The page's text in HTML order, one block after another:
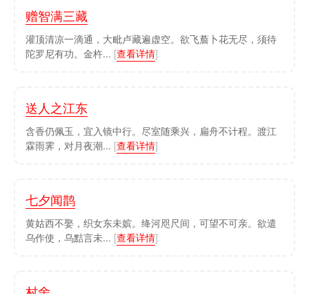
赠智满三藏
灌顶清凉一滴通，大毗卢藏遍虚空。欲飞薝卜花无尽，须待
陀罗尼有功。金杵... [查看详情]
送人之江东
含香仍佩玉，宜入镜中行。尽室随乘兴，扁舟不计程。渡江
霖雨霁，对月夜潮... [查看详情]
七夕闻鹊
黄姑西不娶，织女东未嫔。绛河咫尺间，可望不可亲。欲遣
乌作使，乌黠言未... [查看详情]